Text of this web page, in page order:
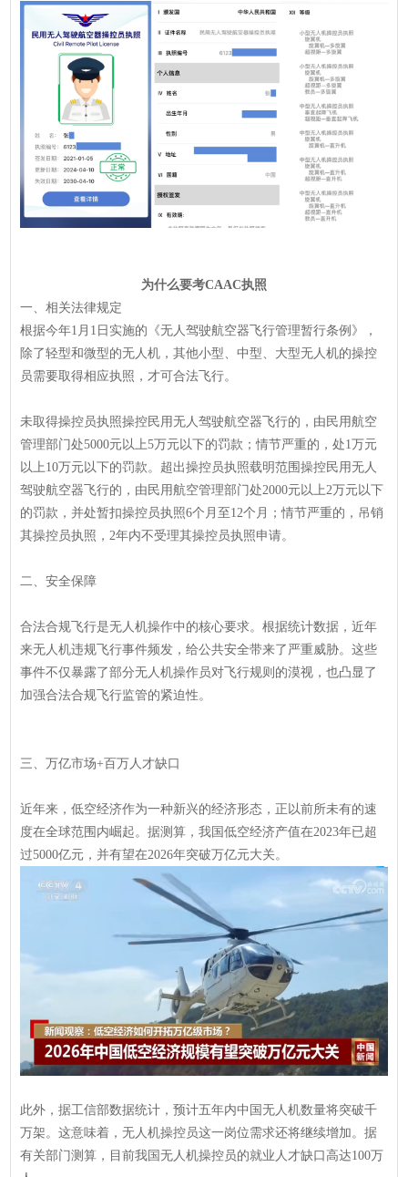
为什么要考CAAC执照
一、相关法律规定
根据今年1月1日实施的《无人驾驶航空器飞行管理暂行条例》，
除了轻型和微型的无人机，其他小型、中型、大型无人机的操控
员需要取得相应执照，才可合法飞行。
未取得操控员执照操控民用无人驾驶航空器飞行的，由民用航空
管理部门处5000元以上5万元以下的罚款；情节严重的，处1万元
以上10万元以下的罚款。超出操控员执照载明范围操控民用无人
驾驶航空器飞行的，由民用航空管理部门处2000元以上2万元以下
的罚款，并处暂扣操控员执照6个月至12个月；情节严重的，吊销
其操控员执照，2年内不受理其操控员执照申请。
二、安全保障
合法合规飞行是无人机操作中的核心要求。根据统计数据，近年
来无人机违规飞行事件频发，给公共安全带来了严重威胁。这些
事件不仅暴露了部分无人机操作员对飞行规则的漠视，也凸显了
加强合法合规飞行监管的紧迫性。
三、万亿市场+百万人才缺口
近年来，低空经济作为一种新兴的经济形态，正以前所未有的速
度在全球范围内崛起。据测算，我国低空经济产值在2023年已超
过5000亿元，并有望在2026年突破万亿元大关。
此外，据工信部数据统计，预计五年内中国无人机数量将突破千
万架。这意味着，无人机操控员这一岗位需求还将继续增加。据
有关部门测算，目前我国无人机操控员的就业人才缺口高达100万